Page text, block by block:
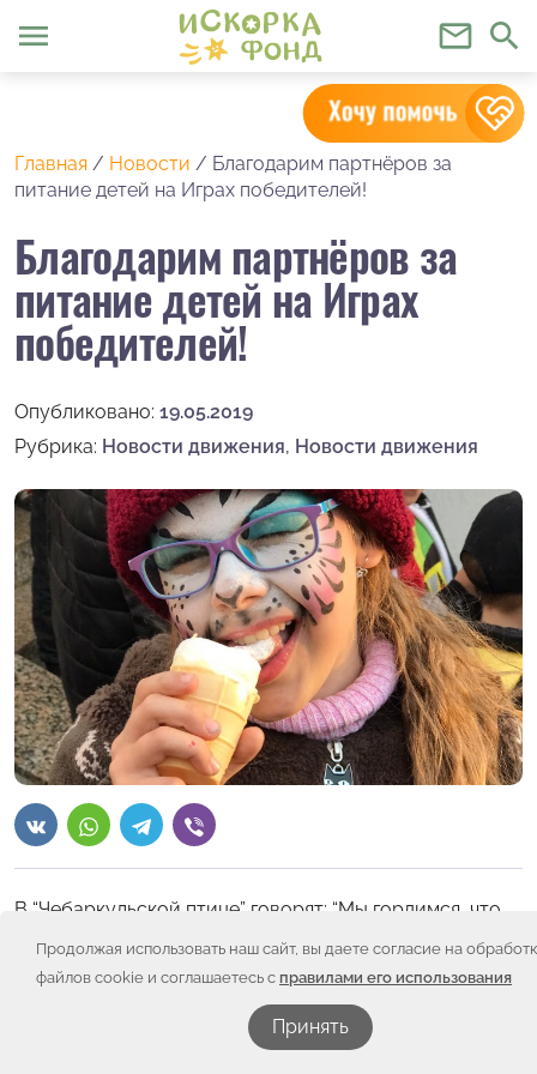
Продолжая использовать наш сайт, вы даете согласие на
файлов cookie и соглашаетесь с правилами его использования
Принять
menu mail_outline search
Главная / Новости / Благодарим партнёров за
питание детей на Играх победителей!
Благодарим партнёров за
питание детей на Играх
победителей!
Опубликовано: 19.05.2019
Рубрика: Новости движения, Новости движения
В “Чебаркульской птице” говорят: “Мы гордимся, что
В этом году генеральный спонсор по питанию на
Играх победителей “Чебаркульская птица” отгрузила
нам продукты на 500 человек.